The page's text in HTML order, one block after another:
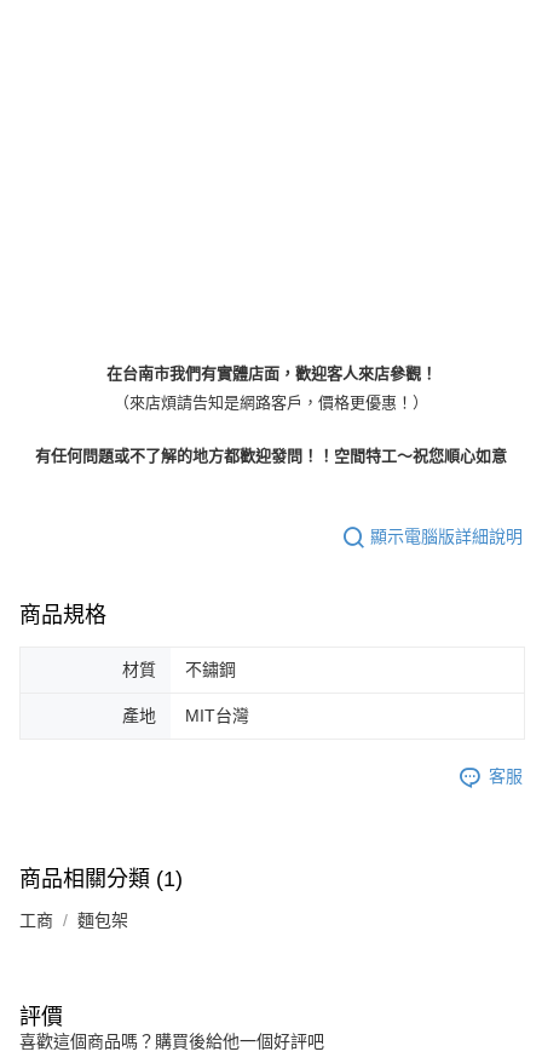
在台南市我們有實體店面，歡迎客人來店參觀！
（來店煩請告知是網路客戶，價格更優惠！）
有任何問題或不了解的地方都歡迎發問！！空間特工～祝您順心如意
顯示電腦版詳細說明
商品規格
材質 不鏽鋼
產地 MIT台灣
客服
商品相關分類 (1)
工商 麵包架
評價
喜歡這個商品嗎？購買後給他一個好評吧